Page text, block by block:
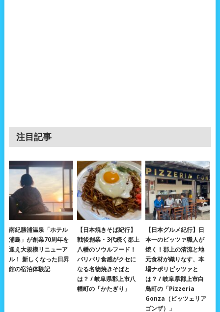
注目記事
南紀勝浦温泉「ホテル
浦島」が創業70周年を
迎え大規模リニューア
ル！ 新しくなった日昇
館の宿泊体験記
【日本焼きそば紀行】
戦後創業・3代続く郡上
八幡のソウルフード！
パリパリ食感がクセに
なる名物焼きそばと
は？ / 岐阜県郡上市八
幡町の「かたぎり」
【日本グルメ紀行】日
本一のピッツァ職人が
焼く！郡上の清流と地
元食材が織りなす、本
場ナポリピッツァと
は？ / 岐阜県郡上市白
鳥町の「Pizzeria
Gonza（ピッツェリア
ゴンザ）」